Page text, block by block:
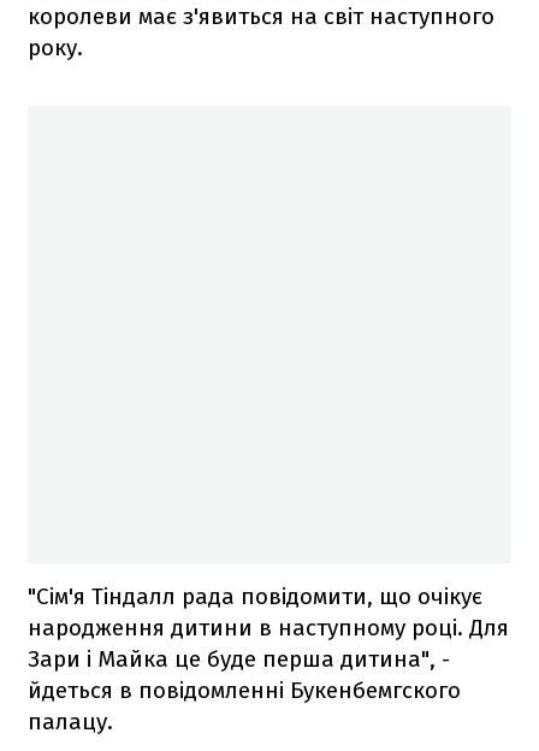
королеви має з'явиться на світ наступного
року.
"Сім'я Тіндалл рада повідомити, що очікує
народження дитини в наступному році. Для
Зари і Майка це буде перша дитина", -
йдеться в повідомленні Букенбемгского
палацу.